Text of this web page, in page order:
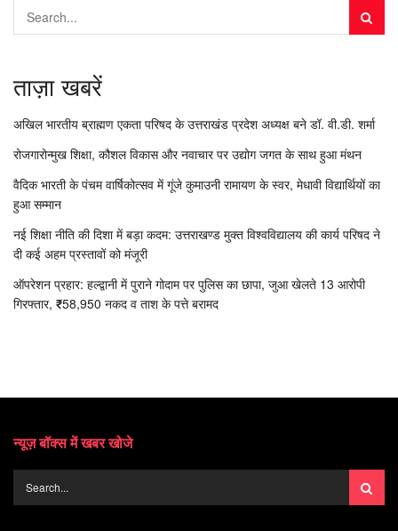
ताज़ा खबरें
अखिल भारतीय ब्राह्मण एकता परिषद के उत्तराखंड प्रदेश अध्यक्ष बने डॉ. वी.डी. शर्मा
रोजगारोन्मुख शिक्षा, कौशल विकास और नवाचार पर उद्योग जगत के साथ हुआ मंथन
वैदिक भारती के पंचम वार्षिकोत्सव में गूंजे कुमाउनी रामायण के स्वर, मेधावी विद्यार्थियों का
हुआ सम्मान
नई शिक्षा नीति की दिशा में बड़ा कदम: उत्तराखण्ड मुक्त विश्वविद्यालय की कार्य परिषद ने
दी कई अहम प्रस्तावों को मंजूरी
ऑपरेशन प्रहार: हल्द्वानी में पुराने गोदाम पर पुलिस का छापा, जुआ खेलते 13 आरोपी
गिरफ्तार, ₹58,950 नकद व ताश के पत्ते बरामद
न्यूज़ बॉक्स में खबर खोजे